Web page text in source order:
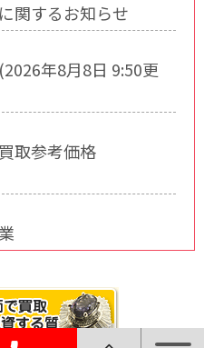
関するお知らせ
年8月8日 9:50更
取参考価格